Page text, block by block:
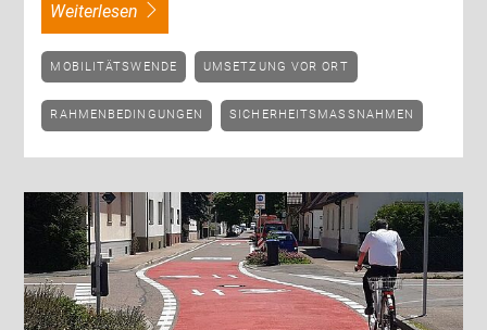
weiterlesen
MOBILITÄTSWENDE UMSETZUNG VOR ORT
RAHMENBEDINGUNGEN SICHERHEITSMASSNAHMEN